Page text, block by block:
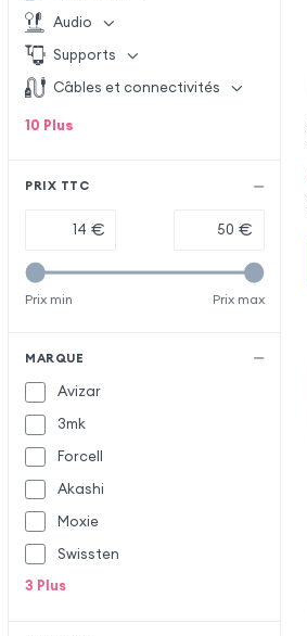
Audio
Supports
Câbles et connectivités
10 Plus
PRIX TTC
€ €
Prix min Prix max
MARQUE
Avizar
3mk
Forcell
Akashi
Moxie
Swissten
3 Plus